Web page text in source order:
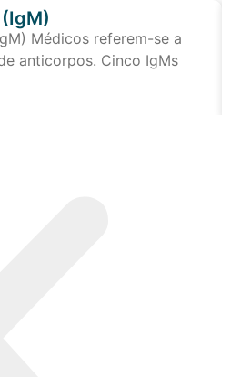
Médicos referem-se a
anticorpos. Cinco IgMs